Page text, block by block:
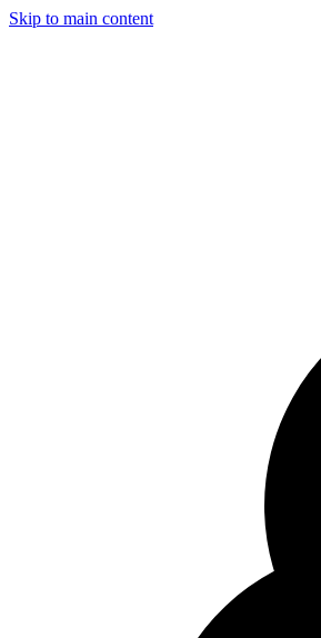
Skip to main content